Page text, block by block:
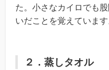
た。小さなカイロでも
いだことを覚えています
２．蒸しタオル